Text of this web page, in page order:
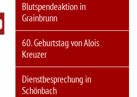
Blutspendeaktion in
Grainbrunn
60. Geburtstag von Alois
Kreuzer
Dienstbesprechung in
Schönbach